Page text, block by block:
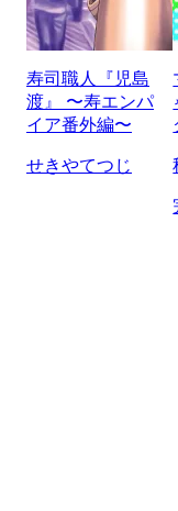
寿司職人『児島
渡』 〜寿エンパ
イア番外編〜
せきやてつじ